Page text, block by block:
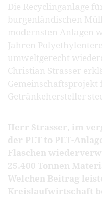
Die Recyclinganlage
burgenländischen
modernsten Anlagen
Jahren
umweltgerecht
Christian Strasser
Getränkehersteller
Herr Strasser, im
der PET to PET-
Flaschen
25.400 Tonnen
Welchen Beitrag
Kreislaufwirtschaft